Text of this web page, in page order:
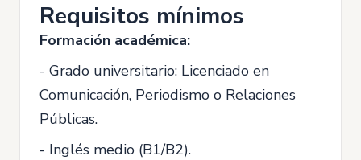
Requisitos mínimos
Formación académica:
- Grado universitario: Licenciado en
Comunicación, Periodismo o Relaciones
Públicas.
- Inglés medio (B1/B2).